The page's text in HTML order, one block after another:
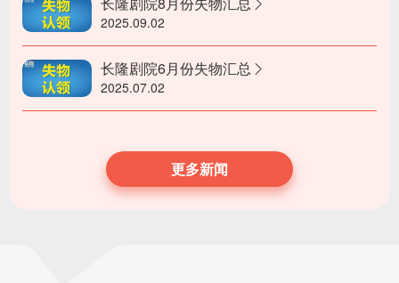
2025.09.02
长隆剧院6月份失物汇总
2025.07.02
更多新闻